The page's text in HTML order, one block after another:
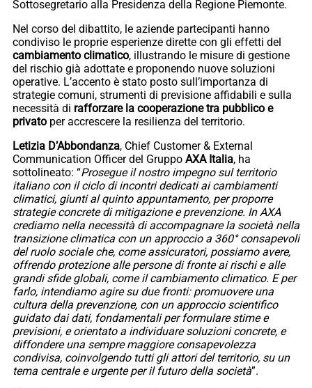
Sottosegretario alla Presidenza della Regione Piemonte.
Nel corso del dibattito, le aziende partecipanti hanno
condiviso le proprie esperienze dirette con gli effetti del
cambiamento climatico, illustrando le misure di gestione
del rischio già adottate e proponendo nuove soluzioni
operative. L’accento è stato posto sull’importanza di
strategie comuni, strumenti di previsione affidabili e sulla
necessità di rafforzare la cooperazione tra pubblico e
privato per accrescere la resilienza del territorio.
Letizia D’Abbondanza, Chief Customer & External
Communication Officer del Gruppo AXA Italia, ha
sottolineato: “Prosegue il nostro impegno sul territorio
italiano con il ciclo di incontri dedicati ai cambiamenti
climatici, giunti al quinto appuntamento, per proporre
strategie concrete di mitigazione e prevenzione. In AXA
crediamo nella necessità di accompagnare la società nella
transizione climatica con un approccio a 360° consapevoli
del ruolo sociale che, come assicuratori, possiamo avere,
offrendo protezione alle persone di fronte ai rischi e alle
grandi sfide globali, come il cambiamento climatico. E per
farlo, intendiamo agire su due fronti: promuovere una
cultura della prevenzione, con un approccio scientifico
guidato dai dati, fondamentali per formulare stime e
previsioni, e orientato a individuare soluzioni concrete, e
diffondere una sempre maggiore consapevolezza
condivisa, coinvolgendo tutti gli attori del territorio, su un
tema centrale e urgente per il futuro della società”.